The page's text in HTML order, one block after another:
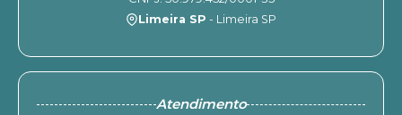
Limeira SP - Limeira SP
Atendimento